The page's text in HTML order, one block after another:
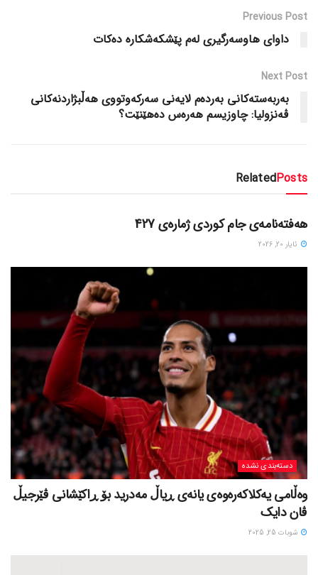
Previous Post
داوای هاوسه‌رگیری له‌م پێشکه‌شکاره‌ ده‌کات
Next Post
به‌ربه‌سته‌کانی به‌رده‌م لایه‌نی سه‌رکه‌وتووی هه‌ڵبژاردنه‌کانی
ڤه‌نزولیا: چاوزیسم هه‌ره‌س ده‌هێنێت؟
RelatedPosts
دسته‌بندی نشده
هەفتەنامەی جام کوردی ژمارەی 427
ئایار 20, 2026
دسته‌بندی نشده
وەڵامی یەکلاکەرەوەی یانەی ڕیاڵ مەدرید بۆ ڕاکێشانی ڤێرجیڵ
ڤان دایک
شوبات 25, 2025